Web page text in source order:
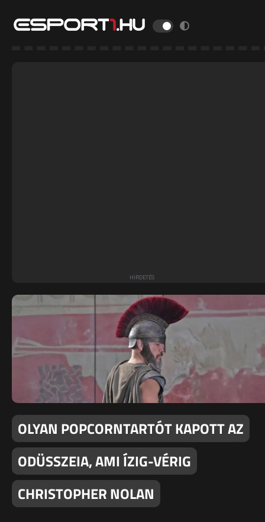
OLYAN POPCORNTARTÓT KAPOTT AZ
ODÜSSZEIA, AMI ÍZIG-VÉRIG
CHRISTOPHER NOLAN